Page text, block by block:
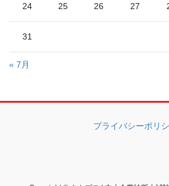
24 25 26 27
31
« 7月
プライバシーポリ